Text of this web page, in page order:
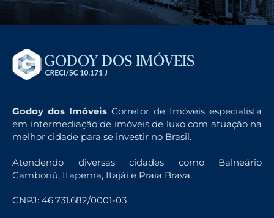
Godoy dos Imóveis Corretor de Imóveis especialista
em intermediação de imóveis de luxo com atuação na
melhor cidade para se investir no Brasil.
Atendendo diversas cidades como Balneário
Camboriú, Itapema, Itajái e Praia Brava.
CNPJ: 46.731.682/0001-03